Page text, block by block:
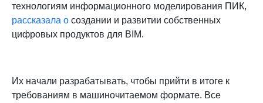
технологиям информационного моделирования ПИК,
рассказала о создании и развитии собственных
цифровых продуктов для BIM.
Их начали разрабатывать, чтобы прийти в итоге к
требованиям в машиночитаемом формате. Все